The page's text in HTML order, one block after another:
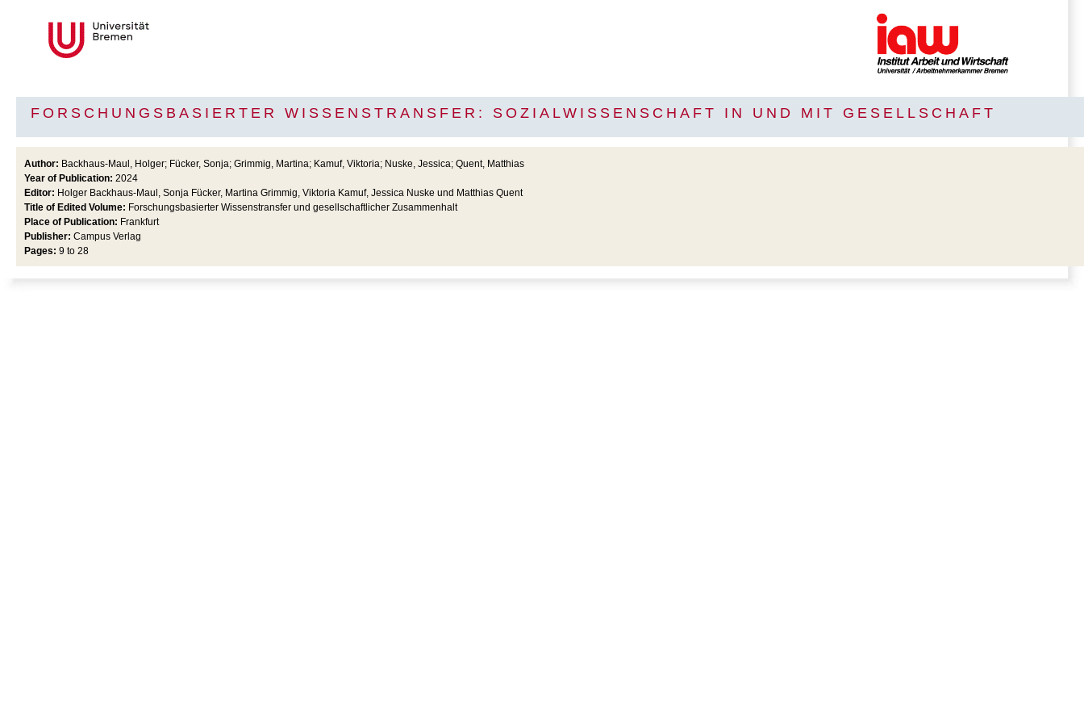
FORSCHUNGSBASIERTER WISSENSTRANSFER: SOZIALWISSENSCHAFT IN UND MIT GESELLSCHAFT
Author: Backhaus-Maul, Holger; Fücker, Sonja; Grimmig, Martina; Kamuf, Viktoria; Nuske, Jessica; Quent, Matthias
Year of Publication: 2024
Editor: Holger Backhaus-Maul, Sonja Fücker, Martina Grimmig, Viktoria Kamuf, Jessica Nuske und Matthias Quent
Title of Edited Volume: Forschungsbasierter Wissenstransfer und gesellschaftlicher Zusammenhalt
Place of Publication: Frankfurt
Publisher: Campus Verlag
Pages: 9 to 28